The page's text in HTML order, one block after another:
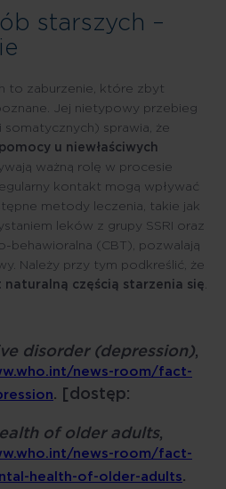
starszych –
to zaburzenie, które zbyt
Jej nietypowy przebieg
sprawia, że
u niewłaściwych
ważną rolę w procesie
kontakt mogą wpływać
metody leczenia, takie jak
leków z grupy SSRI oraz
behawioralna (CBT), pozwalają
Należy przy tym podkreślić, że
częścią starzenia się.
disorder (depression),
news-room/fact-
. [dostęp:
of older adults,
news-room/fact-
health-of-older-adults.